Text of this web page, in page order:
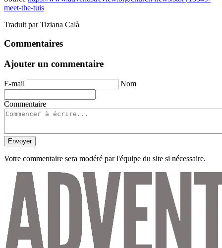
meet-the-tuis
Traduit par Tiziana Calà
Commentaires
Ajouter un commentaire
E-mail Nom
Commentaire
Envoyer
Votre commentaire sera modéré par l'équipe du site si nécessaire.